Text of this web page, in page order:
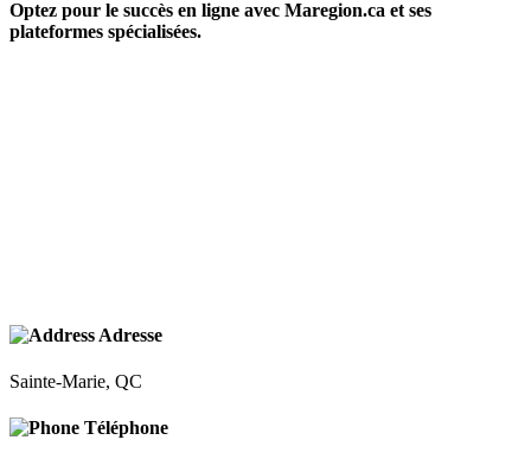
Optez pour le succès en ligne avec Maregion.ca et ses
plateformes spécialisées.
Adresse
Sainte-Marie, QC
Téléphone